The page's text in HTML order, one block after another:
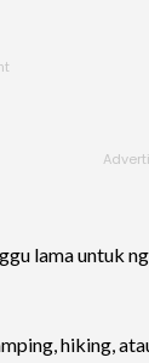
lama untuk
hiking,